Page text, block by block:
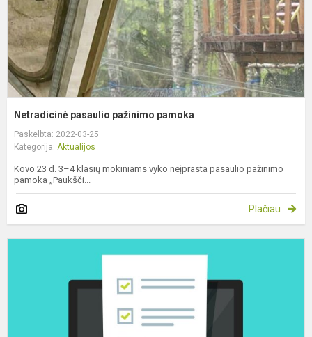
Netradicinė pasaulio pažinimo pamoka
Paskelbta: 2022-03-25
Kategorija: Aktualijos
Kovo 23 d. 3–4 klasių mokiniams vyko neįprasta pasaulio pažinimo
pamoka „Paukšči...
Plačiau